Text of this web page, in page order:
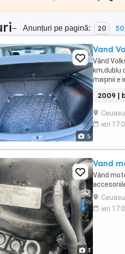
– Anunțuri pe pagină: 20 50
5
Vand
Vând
km,dublu
mașinii e
2009 |
ieri
3
Vand
Vând
ieri